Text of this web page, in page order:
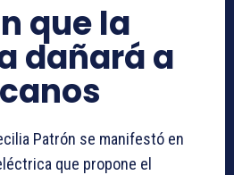
que la
dañará a
Patrón se manifestó en
que propone el